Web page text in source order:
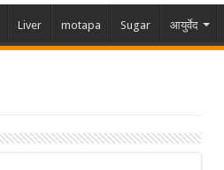
Liver motapa Sugar आयुर्वेद